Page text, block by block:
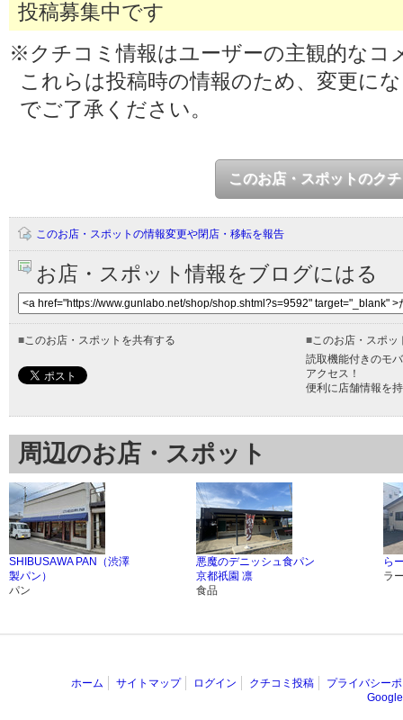
投稿募集中です
※クチコミ情報はユーザーの主観的なコ
これらは投稿時の情報のため、変更に
でご了承ください。
このお店・スポットのク
このお店・スポットの情報変更や閉店・移転を報告
お店・スポット情報をブログにはる
■このお店・スポットを共有する ■このお店・スポッ
読取機能付きのモ
アクセス！
便利に店舗情報を
周辺のお店・スポット
SHIBUSAWA PAN（渋澤
製パン）
パン
悪魔のデニッシュ食パン
京都祇園 凛
食品
ら
ラ
ホーム サイトマップ ログイン クチコミ投稿
プライバシー